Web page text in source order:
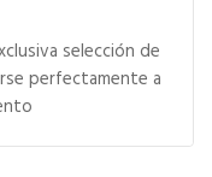
selección de
perfectamente a